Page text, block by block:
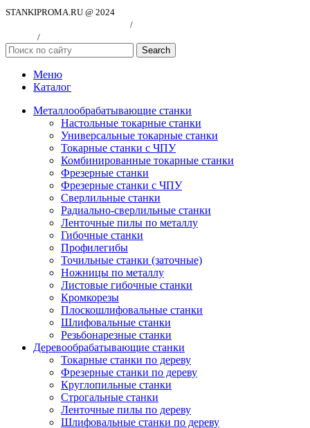
STANKIPROMA.RU @ 2024
/
/
Search
Меню
Каталог
Металлообрабатывающие станки
Настольные токарные станки
Универсальные токарные станки
Токарные станки с ЧПУ
Комбинированные токарные станки
Фрезерные станки
Фрезерные станки с ЧПУ
Сверлильные станки
Радиально-сверлильные станки
Ленточные пилы по металлу
Гибочные станки
Профилегибы
Точильные станки (заточные)
Ножницы по металлу
Листовые гибочные станки
Кромкорезы
Плоскошлифовальные станки
Шлифовальные станки
Резьбонарезные станки
Деревообрабатывающие станки
Токарные станки по дереву
Фрезерные станки по дереву
Круглопильные станки
Строгальные станки
Ленточные пилы по дереву
Шлифовальные станки по дереву